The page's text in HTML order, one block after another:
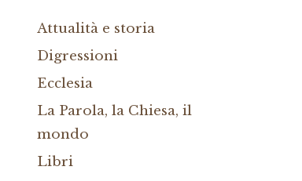
Attualità e storia
Digressioni
Ecclesia
La Parola, la Chiesa, il
mondo
Libri